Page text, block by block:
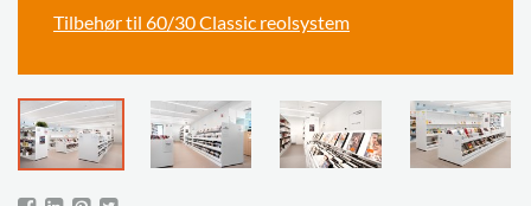
Tilbehør til 60/30 Classic reolsystem